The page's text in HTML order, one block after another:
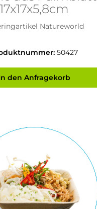
17x17x5,8cm
Natureworld
50427
den Anfragekorb